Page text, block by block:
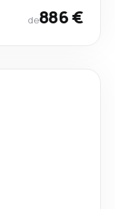
de886 €